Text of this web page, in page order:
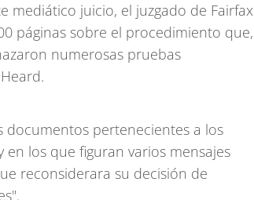
mediático juicio, el juzgado de Fairfax
páginas sobre el procedimiento que,
numerosas pruebas
pertenecientes a los
los que figuran varios mensajes
reconsiderara su decisión de